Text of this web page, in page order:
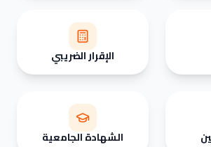
الإقرار الضريبي
الشهادة الجامعية